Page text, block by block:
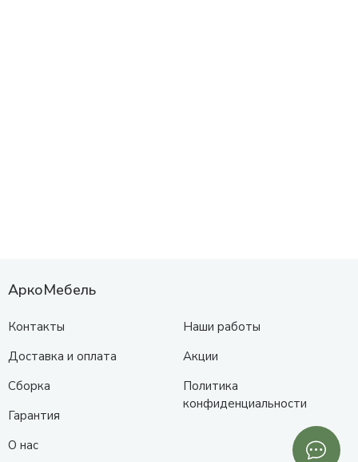
АркоМебель
Контакты
Доставка и оплата
Сборка
Гарантия
О нас
Наши работы
Акции
Политика
конфиденциальности